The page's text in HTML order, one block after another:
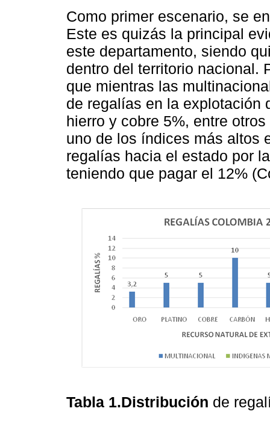
Como primer escenario, se
Este es quizás la principal
este departamento, siendo
dentro del territorio nacional.
que mientras las
de regalías en la explotación
hierro y cobre 5%, entre otros
uno de los índices más altos
regalías hacia el estado por
teniendo que pagar el 12%
Tabla 1.Distribución de